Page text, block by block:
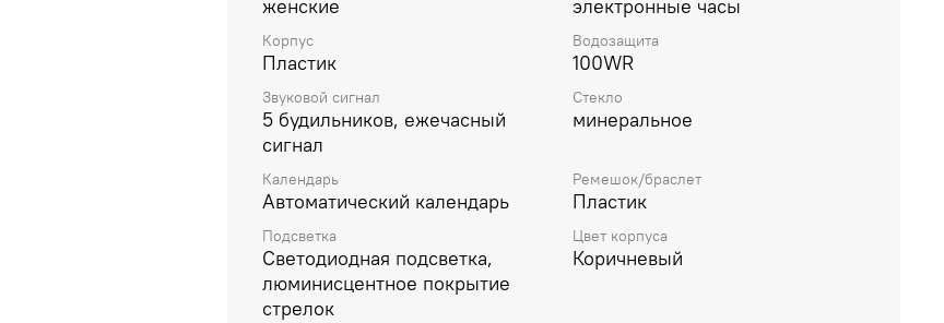
женские электронные часы
Корпус
Пластик
Водозащита
100WR
Звуковой сигнал
5 будильников, ежечасный
сигнал
Стекло
минеральное
Календарь
Автоматический календарь
Ремешок/браслет
Пластик
Подсветка
Светодиодная подсветка,
люминисцентное покрытие
стрелок
Цвет корпуса
Коричневый